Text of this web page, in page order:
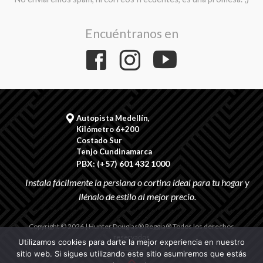
Encuéntranos en
Autopista Medellín,
Kilómetro 6+200
Costado Sur
Tenjo Cundinamarca
PBX: (+57) 601 432 1000
Copyright © 2026 | Hunter Douglas® Reggia® Todos los derechos
reservados
Utilizamos cookies para darte la mejor experiencia en nuestro
sitio web. Si sigues utilizando este sitio asumiremos que estás